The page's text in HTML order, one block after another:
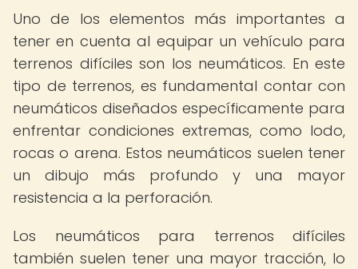
Uno de los elementos más importantes a
tener en cuenta al equipar un vehículo para
terrenos difíciles son los neumáticos. En este
tipo de terrenos, es fundamental contar con
neumáticos diseñados específicamente para
enfrentar condiciones extremas, como lodo,
rocas o arena. Estos neumáticos suelen tener
un dibujo más profundo y una mayor
resistencia a la perforación.
Los neumáticos para terrenos difíciles
también suelen tener una mayor tracción, lo